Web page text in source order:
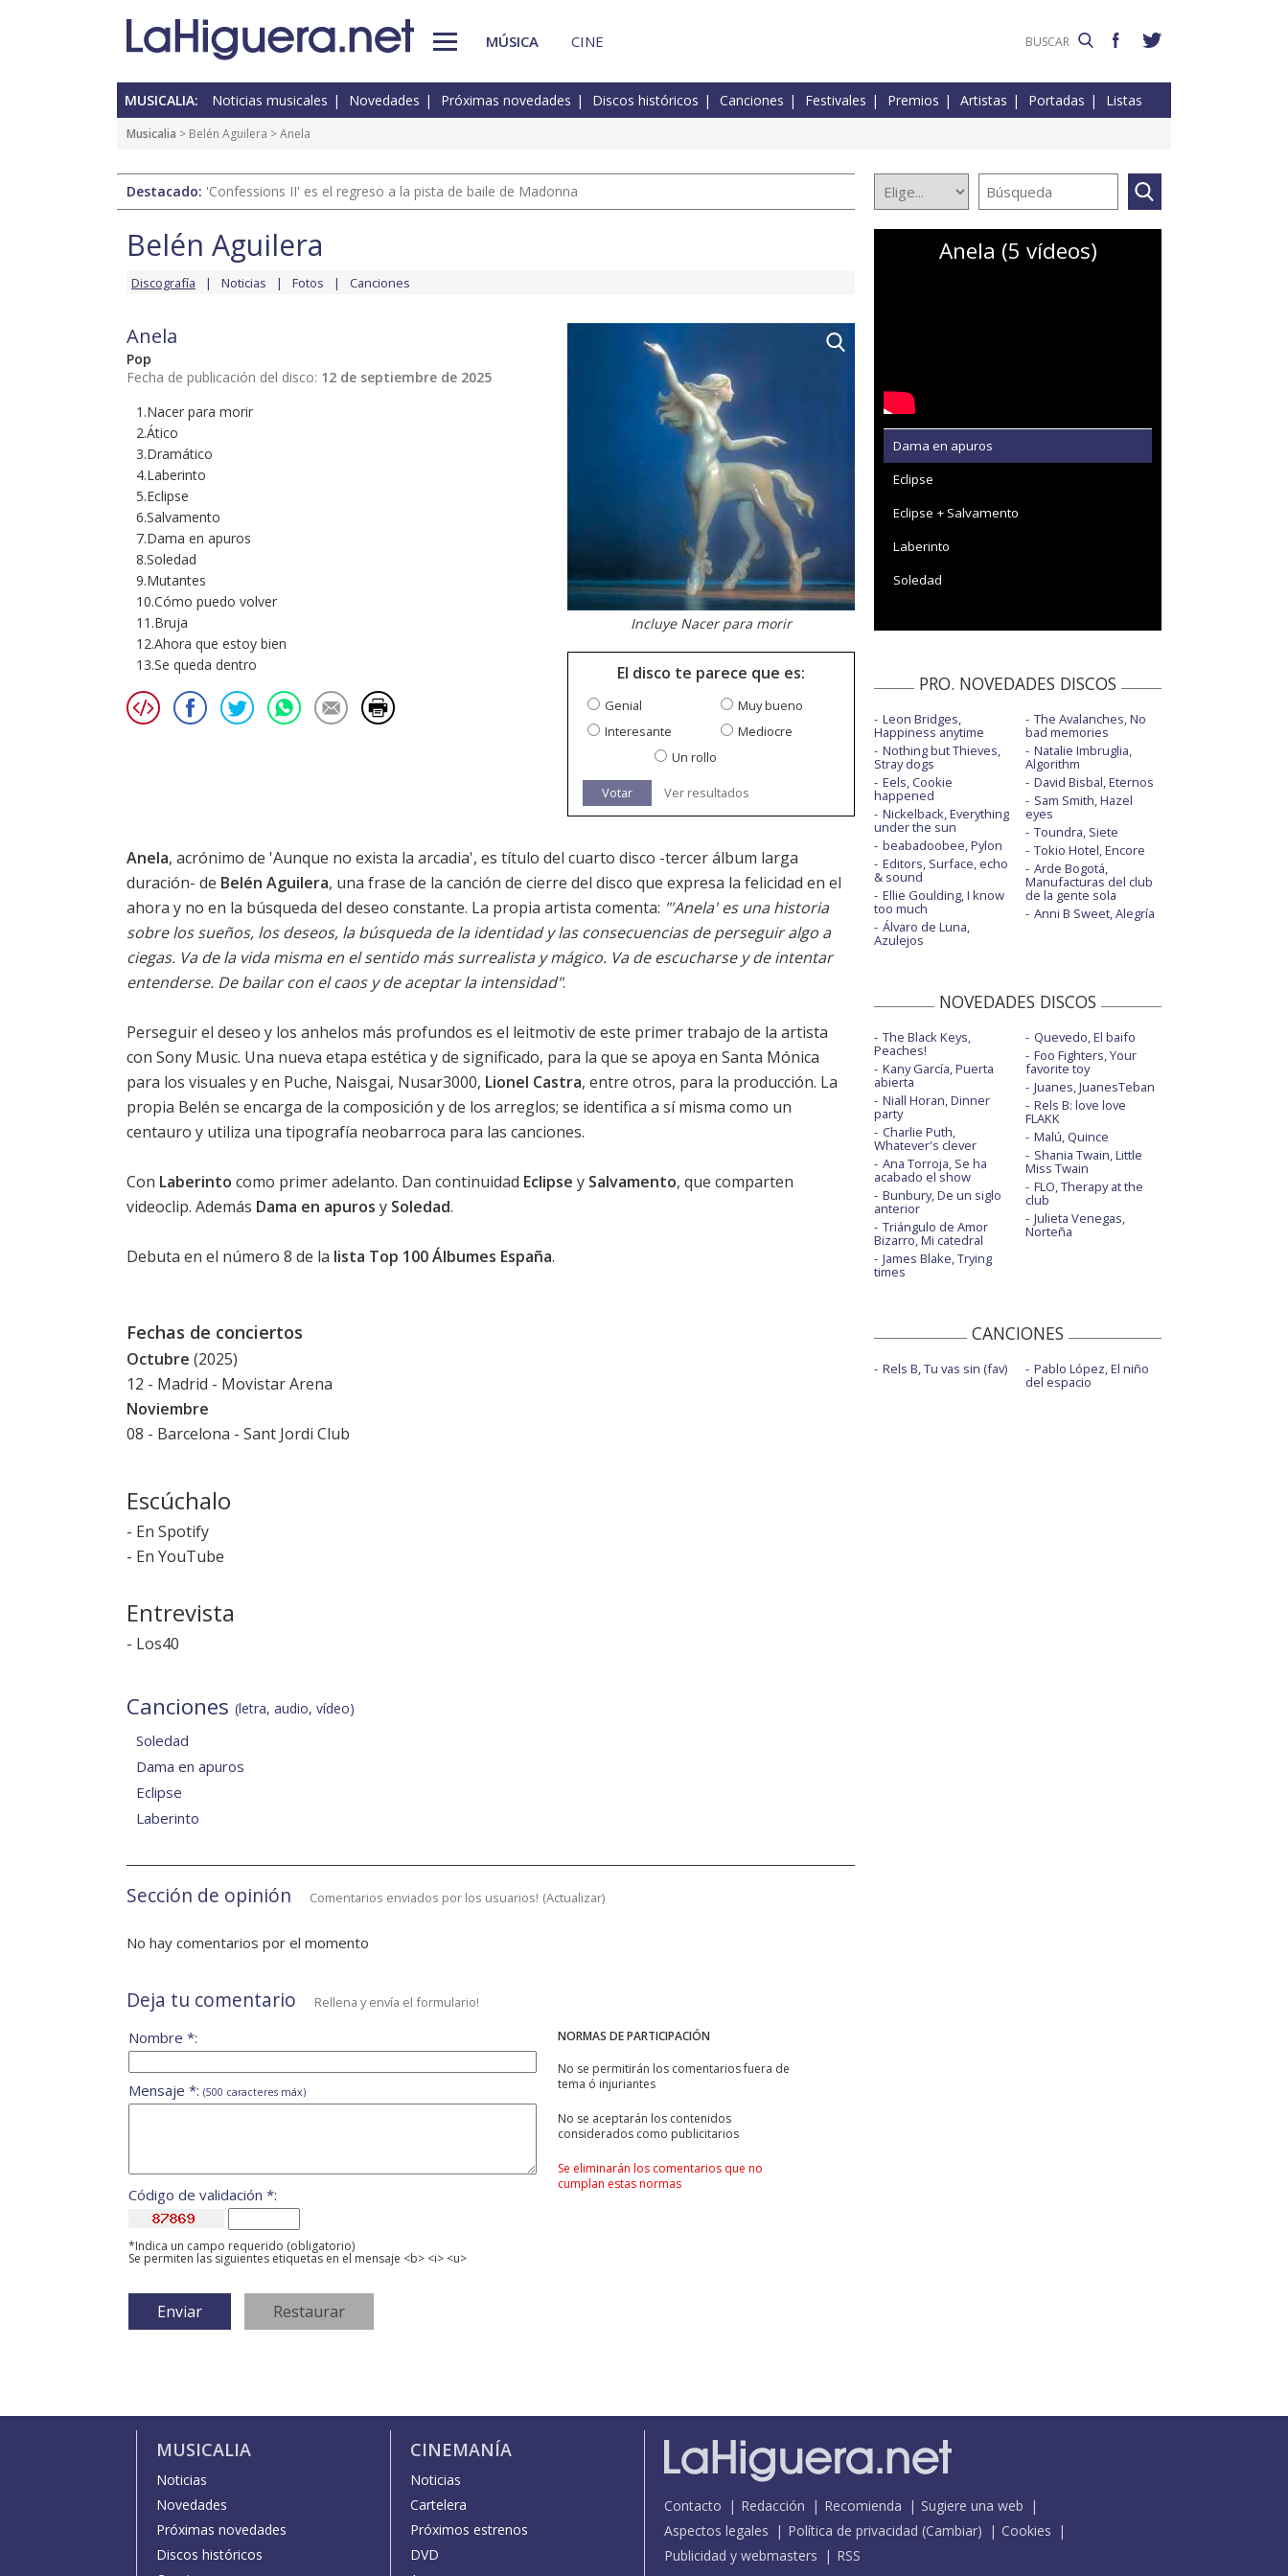
MÚSICA CINE
MUSICALIA: Noticias musicales Novedades Próximas novedades Discos históricos Canciones Festivales Premios Artistas Portadas Listas
Musicalia > Belén Aguilera > Anela
Destacado: 'Confessions II' es el regreso a la pista de baile de Madonna
Belén Aguilera
Discografía Noticias Fotos Canciones
Anela
Pop
Fecha de publicación del disco: 12 de septiembre de 2025
1.Nacer para morir
2.Ático
3.Dramático
4.Laberinto
5.Eclipse
6.Salvamento
7.Dama en apuros
8.Soledad
9.Mutantes
10.Cómo puedo volver
11.Bruja
12.Ahora que estoy bien
13.Se queda dentro
Incluye Nacer para morir
El disco te parece que es:
Genial
Muy bueno
Interesante
Mediocre
Un rollo
Votar Ver resultados
Anela, acrónimo de 'Aunque no exista la arcadia', es título del cuarto disco -tercer álbum larga
duración- de Belén Aguilera, una frase de la canción de cierre del disco que expresa la felicidad en el
ahora y no en la búsqueda del deseo constante. La propia artista comenta: "'Anela' es una historia
sobre los sueños, los deseos, la búsqueda de la identidad y las consecuencias de perseguir algo a
ciegas. Va de la vida misma en el sentido más surrealista y mágico. Va de escucharse y de intentar
entenderse. De bailar con el caos y de aceptar la intensidad".
Perseguir el deseo y los anhelos más profundos es el leitmotiv de este primer trabajo de la artista
con Sony Music. Una nueva etapa estética y de significado, para la que se apoya en Santa Mónica
para los visuales y en Puche, Naisgai, Nusar3000, Lionel Castra, entre otros, para la producción. La
propia Belén se encarga de la composición y de los arreglos; se identifica a sí misma como un
centauro y utiliza una tipografía neobarroca para las canciones.
Con Laberinto como primer adelanto. Dan continuidad Eclipse y Salvamento, que comparten
videoclip. Además Dama en apuros y Soledad.
Debuta en el número 8 de la lista Top 100 Álbumes España.
Fechas de conciertos
Octubre (2025)
12 - Madrid - Movistar Arena
Noviembre
08 - Barcelona - Sant Jordi Club
Escúchalo
- En Spotify
- En YouTube
Entrevista
- Los40
Canciones (letra, audio, vídeo)
Soledad
Dama en apuros
Eclipse
Laberinto
Sección de opinión Comentarios enviados por los usuarios! (Actualizar)
No hay comentarios por el momento
Deja tu comentario Rellena y envía el formulario!
NORMAS DE PARTICIPACIÓN
No se permitirán los comentarios fuera de
tema ó injuriantes
No se aceptarán los contenidos
considerados como publicitarios
Se eliminarán los comentarios que no
cumplan estas normas
Nombre *:
Mensaje *: (500 caracteres máx)
Código de validación *:
*Indica un campo requerido (obligatorio)
Se permiten las siguientes etiquetas en el mensaje <b> <i> <u>
Anela (5 vídeos)
Dama en apuros
Eclipse
Eclipse + Salvamento
Laberinto
Soledad
PRO. NOVEDADES DISCOS
Leon Bridges,
Happiness anytime
Nothing but Thieves,
Stray dogs
Eels, Cookie
happened
Nickelback, Everything
under the sun
beabadoobee, Pylon
Editors, Surface, echo
& sound
Ellie Goulding, I know
too much
Álvaro de Luna,
Azulejos
The Avalanches, No
bad memories
Natalie Imbruglia,
Algorithm
David Bisbal, Eternos
Sam Smith, Hazel
eyes
Toundra, Siete
Tokio Hotel, Encore
Arde Bogotá,
Manufacturas del club
de la gente sola
Anni B Sweet, Alegría
NOVEDADES DISCOS
The Black Keys,
Peaches!
Kany García, Puerta
abierta
Niall Horan, Dinner
party
Charlie Puth,
Whatever's clever
Ana Torroja, Se ha
acabado el show
Bunbury, De un siglo
anterior
Triángulo de Amor
Bizarro, Mi catedral
James Blake, Trying
times
Quevedo, El baifo
Foo Fighters, Your
favorite toy
Juanes, JuanesTeban
Rels B: love love
FLAKK
Malú, Quince
Shania Twain, Little
Miss Twain
FLO, Therapy at the
club
Julieta Venegas,
Norteña
CANCIONES
Rels B, Tu vas sin (fav) Pablo López, El niño
del espacio
MUSICALIA
Noticias
Novedades
Próximas novedades
Discos históricos
CINEMANÍA
Noticias
Cartelera
Próximos estrenos
DVD
Contacto Redacción Recomienda
Sugiere una web
Aspectos legales
Política de privacidad (Cambiar)
Cookies
Publicidad y webmasters
RSS